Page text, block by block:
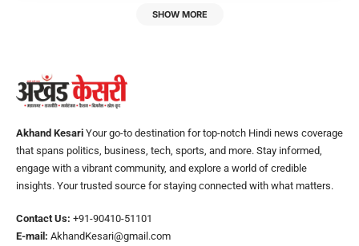
SHOW MORE
Akhand Kesari Your go-to destination for top-notch Hindi news coverage
that spans politics, business, tech, sports, and more. Stay informed,
engage with a vibrant community, and explore a world of credible
insights. Your trusted source for staying connected with what matters.
Contact Us: +91-90410-51101
E-mail: AkhandKesari@gmail.com